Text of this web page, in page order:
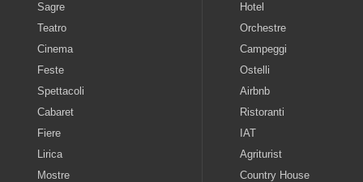
Sagre
Teatro
Cinema
Feste
Spettacoli
Cabaret
Fiere
Lirica
Mostre
Hotel
Orchestre
Campeggi
Ostelli
Airbnb
Ristoranti
IAT
Agriturist
Country House